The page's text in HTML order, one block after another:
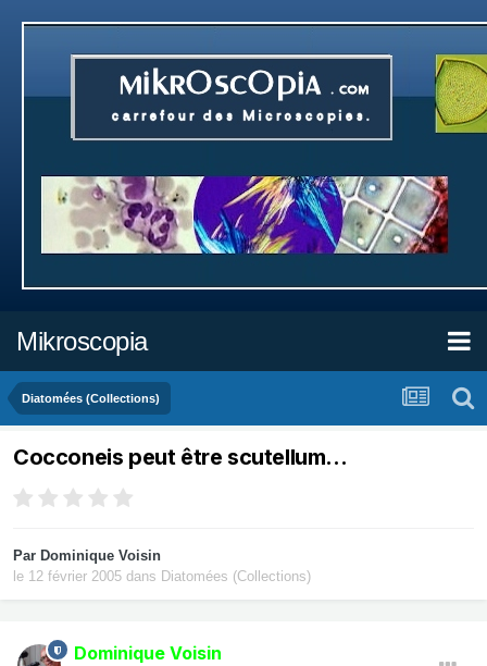
Mikroscopia
Diatomées (Collections)
Cocconeis peut être scutellum...
Par Dominique Voisin
le 12 février 2005 dans Diatomées (Collections)
Dominique Voisin